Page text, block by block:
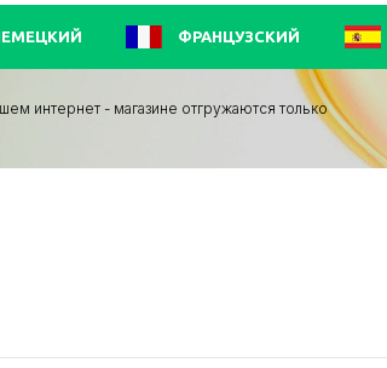
ФРАНЦУЗСКИЙ
интернет - магазине отгружаются только